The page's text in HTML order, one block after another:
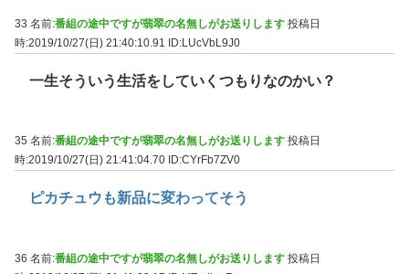
33 名前:番組の途中ですが翡翠の名無しがお送りします 投稿日
時:2019/10/27(日) 21:40:10.91 ID:LUcVbL9J0
一生そういう生活をしていくつもりなのかい？
35 名前:番組の途中ですが翡翠の名無しがお送りします 投稿日
時:2019/10/27(日) 21:41:04.70 ID:CYrFb7ZV0
ピカチュウも新品に変わってそう
36 名前:番組の途中ですが翡翠の名無しがお送りします 投稿日